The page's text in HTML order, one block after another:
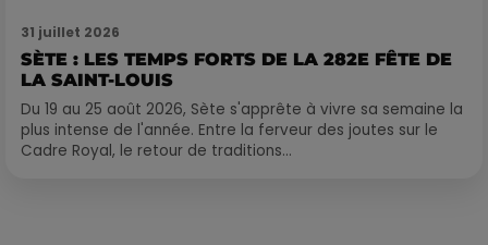
31 juillet 2026
SÈTE : LES TEMPS FORTS DE LA 282E FÊTE DE
LA SAINT-LOUIS
Du 19 au 25 août 2026, Sète s'apprête à vivre sa semaine la
plus intense de l'année. Entre la ferveur des joutes sur le
Cadre Royal, le retour de traditions...